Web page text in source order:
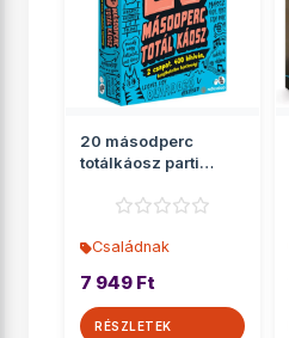
20 másodperc
totálkáosz parti
Családnak
7 949 Ft
RÉSZLETEK